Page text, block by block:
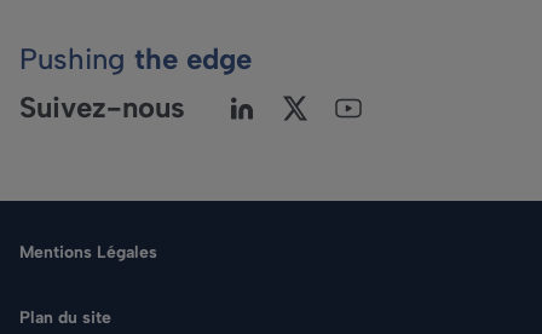
Pushing the edge
Suivez-nous
Mentions Légales
Plan du site